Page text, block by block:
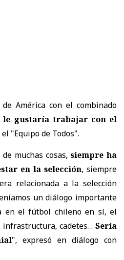
América con el combinado
le gustaría trabajar con el
"Equipo de Todos".
muchas cosas,siempre ha
en la selección, siempre
relacionada a la selección
un diálogo importante
en el fútbol chileno en sí, el
infrastructura, cadetes… Sería
", expresó en diálogo con